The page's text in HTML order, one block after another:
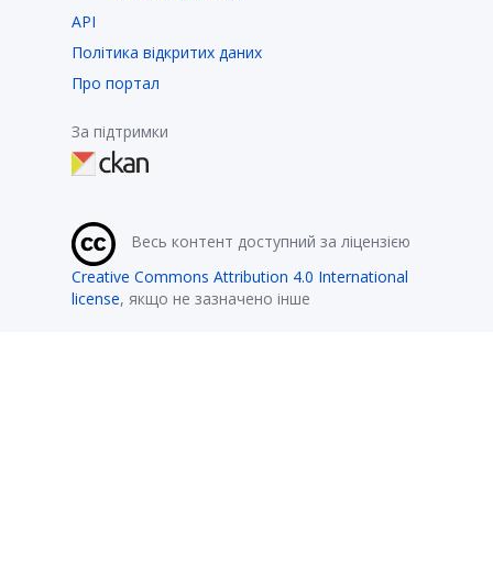
API
Політика відкритих даних
Про портал
За підтримки
Весь контент доступний за ліцензією
Creative Commons Attribution 4.0 International
license, якщо не зазначено інше